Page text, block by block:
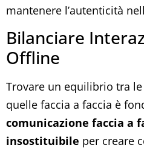
mantenere l’autenticità
Bilanciare
Offline
Trovare un equilibrio tra
quelle faccia a faccia è
comunicazione faccia a
insostituibile per creare